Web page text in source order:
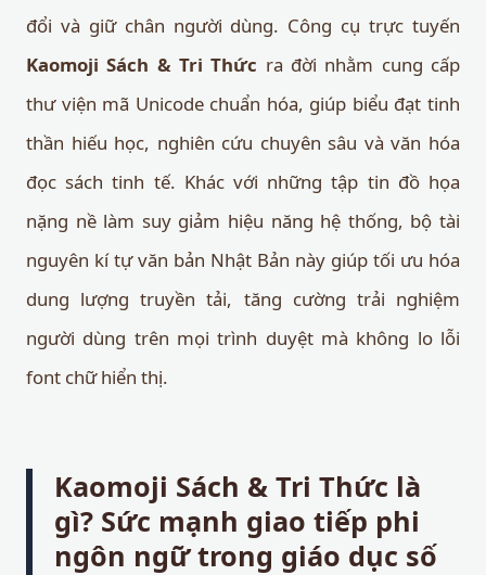
đổi và giữ chân người dùng. Công cụ trực tuyến
Kaomoji Sách & Tri Thức ra đời nhằm cung cấp
thư viện mã Unicode chuẩn hóa, giúp biểu đạt tinh
thần hiếu học, nghiên cứu chuyên sâu và văn hóa
đọc sách tinh tế. Khác với những tập tin đồ họa
nặng nề làm suy giảm hiệu năng hệ thống, bộ tài
nguyên kí tự văn bản Nhật Bản này giúp tối ưu hóa
dung lượng truyền tải, tăng cường trải nghiệm
người dùng trên mọi trình duyệt mà không lo lỗi
font chữ hiển thị.
Kaomoji Sách & Tri Thức là
gì? Sức mạnh giao tiếp phi
ngôn ngữ trong giáo dục số